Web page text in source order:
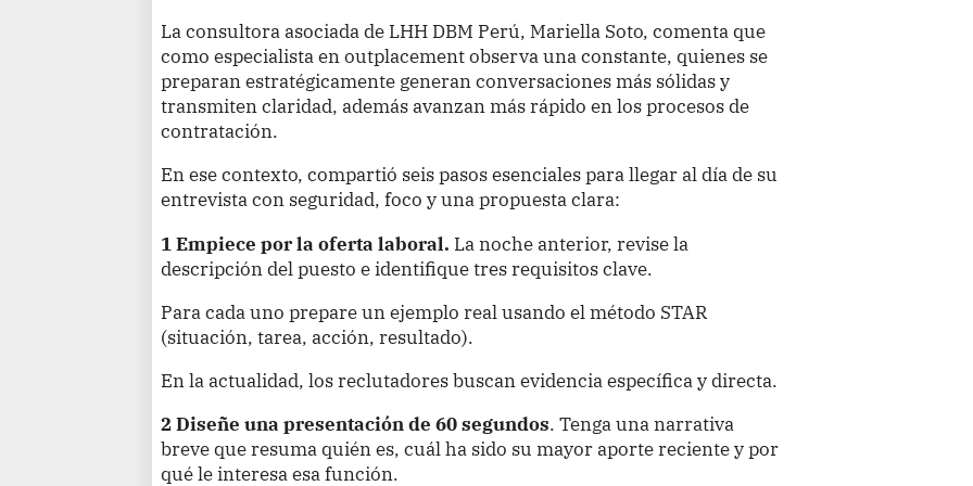
La consultora asociada de LHH DBM Perú, Mariella Soto, comenta que
como especialista en outplacement observa una constante, quienes se
preparan estratégicamente generan conversaciones más sólidas y
transmiten claridad, además avanzan más rápido en los procesos de
contratación.
En ese contexto, compartió seis pasos esenciales para llegar al día de su
entrevista con seguridad, foco y una propuesta clara:
1 Empiece por la oferta laboral. La noche anterior, revise la
descripción del puesto e identifique tres requisitos clave.
Para cada uno prepare un ejemplo real usando el método STAR
(situación, tarea, acción, resultado).
En la actualidad, los reclutadores buscan evidencia específica y directa.
2 Diseñe una presentación de 60 segundos. Tenga una narrativa
breve que resuma quién es, cuál ha sido su mayor aporte reciente y por
qué le interesa esa función.